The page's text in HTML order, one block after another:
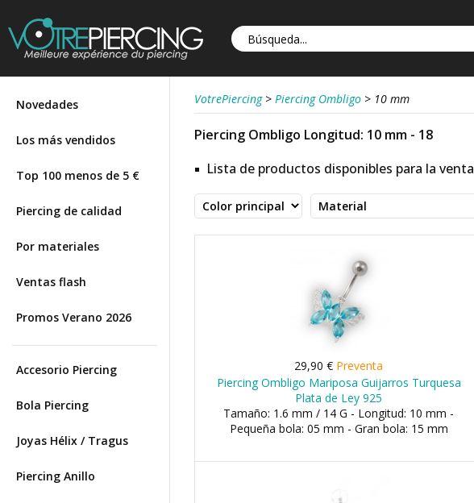
Novedades
Los más vendidos
Top 100 menos de 5 €
Piercing de calidad
Por materiales
Ventas flash
Promos Verano 2026
Accesorio Piercing
Bola Piercing
Joyas Hélix / Tragus
Piercing Anillo
VotrePiercing > Piercing Ombligo > 10 mm
Piercing Ombligo Longitud: 10 mm - 18
Lista de productos disponibles para la venta
29,90 € Preventa
Piercing Ombligo Mariposa Guijarros Turquesa
Plata de Ley 925
Tamaño: 1.6 mm / 14 G - Longitud: 10 mm -
Pequeña bola: 05 mm - Gran bola: 15 mm